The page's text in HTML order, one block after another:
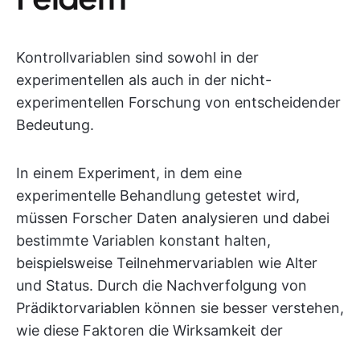
Kontrollvariablen sind sowohl in der
experimentellen als auch in der nicht-
experimentellen Forschung von entscheidender
Bedeutung.
In einem Experiment, in dem eine
experimentelle Behandlung getestet wird,
müssen Forscher Daten analysieren und dabei
bestimmte Variablen konstant halten,
beispielsweise Teilnehmervariablen wie Alter
und Status. Durch die Nachverfolgung von
Prädiktorvariablen können sie besser verstehen,
wie diese Faktoren die Wirksamkeit der